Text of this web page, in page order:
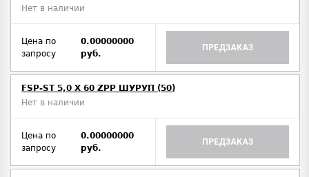
Нет в наличии
Цена по
запросу
0.00000000
руб.
ПРЕДЗАКАЗ
FSP-ST 5,0 X 60 ZPP ШУРУП (50)
Нет в наличии
Цена по
запросу
0.00000000
руб.
ПРЕДЗАКАЗ